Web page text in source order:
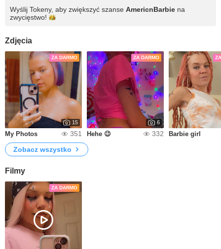
Wyślij Tokeny, aby zwiększyć szanse AmericnBarbie na
zwycięstwo!
Zdjęcia
ZA DARMO
15
My Photos 351
ZA DARMO
6
Hehe 😉 332 Barbie girl
Zobacz wszystko
Filmy
ZA DARMO